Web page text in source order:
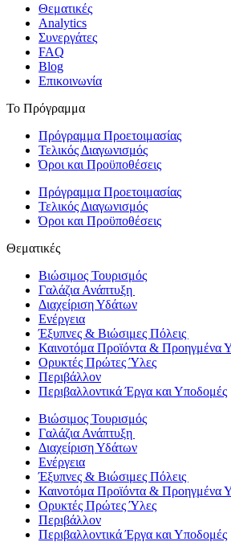
Θεματικές
Analytics
Συνεργάτες
FAQ
Blog
Επικοινωνία
Το Πρόγραμμα
Πρόγραμμα Προετοιμασίας
Τελικός Διαγωνισμός
Όροι και Προϋποθέσεις
Πρόγραμμα Προετοιμασίας
Τελικός Διαγωνισμός
Όροι και Προϋποθέσεις
Θεματικές
Βιώσιμος Τουρισμός
Γαλάζια Ανάπτυξη
Διαχείριση Υδάτων
Ενέργεια
Έξυπνες & Βιώσιμες Πόλεις
Καινοτόμα Προϊόντα & Προηγμένα
Ορυκτές Πρώτες Ύλες
Περιβάλλον
Περιβαλλοντικά Έργα και Υποδομές
Βιώσιμος Τουρισμός
Γαλάζια Ανάπτυξη
Διαχείριση Υδάτων
Ενέργεια
Έξυπνες & Βιώσιμες Πόλεις
Καινοτόμα Προϊόντα & Προηγμένα
Ορυκτές Πρώτες Ύλες
Περιβάλλον
Περιβαλλοντικά Έργα και Υποδομές